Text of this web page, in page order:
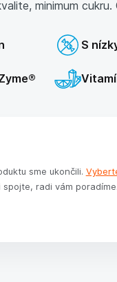
minimum
S
sme ukončili.
radi vám poradíme.